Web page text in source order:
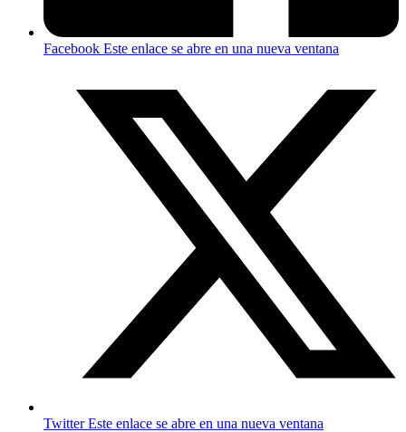
Facebook Este enlace se abre en una nueva ventana
TwitterEste enlace se abre en una nueva ventana